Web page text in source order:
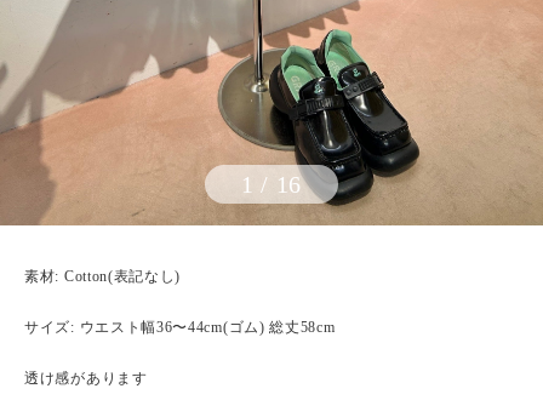
1 / 16
素材: Cotton(表記なし)
サイズ: ウエスト幅36〜44cm(ゴム) 総丈58cm
透け感があります